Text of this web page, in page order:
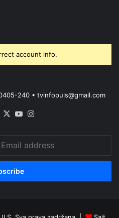
account info.
240 • tvinfopuls@gmail.com
Facebook
X YouTube